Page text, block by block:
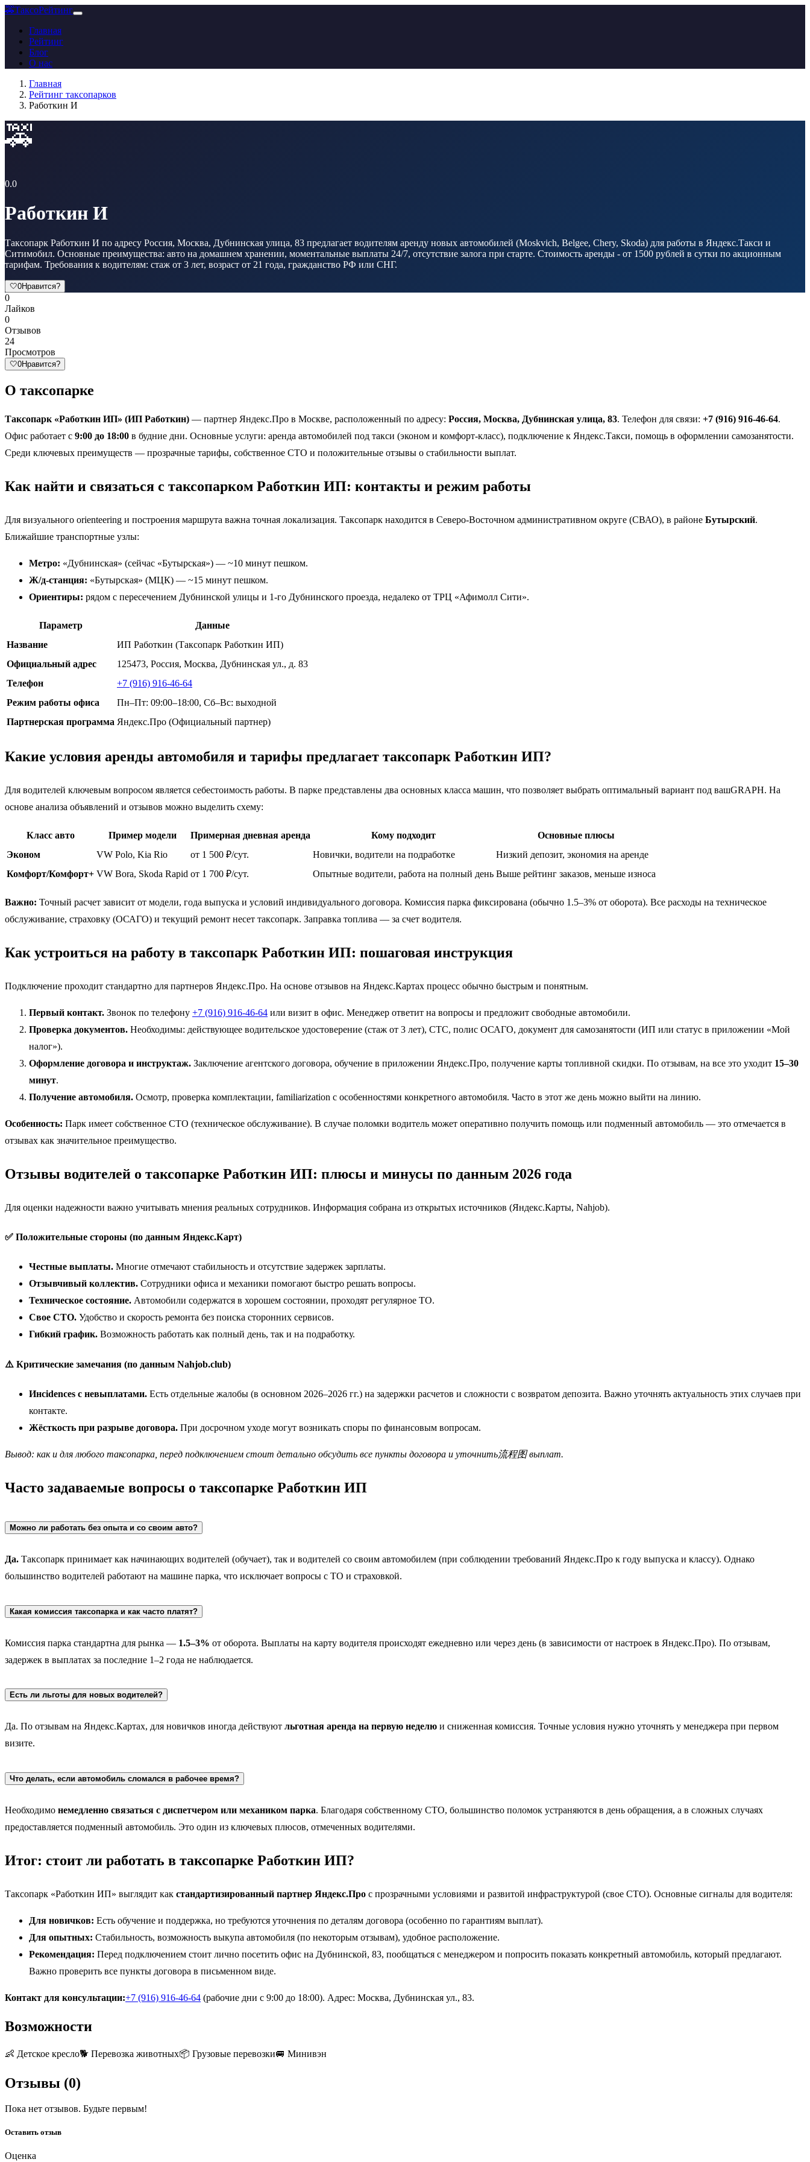
🚕ТаксоРейтинг
Главная
Рейтинг
Блог
О нас
Главная
Рейтинг таксопарков
Работкин И
🚕
0.0
Работкин И
Таксопарк Работкин И по адресу Россия, Москва, Дубнинская улица, 83 предлагает водителям аренду новых автомобилей (Moskvich, Belgee, Chery, Skoda) для работы в Яндекс.Такси и
Ситимобил. Основные преимущества: авто на домашнем хранении, моментальные выплаты 24/7, отсутствие залога при старте. Стоимость аренды - от 1500 рублей в сутки по акционным
тарифам. Требования к водителям: стаж от 3 лет, возраст от 21 года, гражданство РФ или СНГ.
🤍0Нравится?
0
Лайков
0
Отзывов
24
Просмотров
🤍0Нравится?
О таксопарке
Таксопарк «Работкин ИП» (ИП Работкин) — партнер Яндекс.Про в Москве, расположенный по адресу: Россия, Москва, Дубнинская улица, 83. Телефон для связи: +7 (916) 916-46-64.
Офис работает с 9:00 до 18:00 в будние дни. Основные услуги: аренда автомобилей под такси (эконом и комфорт-класс), подключение к Яндекс.Такси, помощь в оформлении самозанятости.
Среди ключевых преимуществ — прозрачные тарифы, собственное СТО и положительные отзывы о стабильности выплат.
Как найти и связаться с таксопарком Работкин ИП: контакты и режим работы
Для визуального orienteering и построения маршрута важна точная локализация. Таксопарк находится в Северо-Восточном административном округе (СВАО), в районе Бутырский.
Ближайшие транспортные узлы:
Метро: «Дубнинская» (сейчас «Бутырская») — ~10 минут пешком.
Ж/д-станция: «Бутырская» (МЦК) — ~15 минут пешком.
Ориентиры: рядом с пересечением Дубнинской улицы и 1-го Дубнинского проезда, недалеко от ТРЦ «Афимолл Сити».
Параметр
Данные
Название
ИП Работкин (Таксопарк Работкин ИП)
Официальный адрес
125473, Россия, Москва, Дубнинская ул., д. 83
Телефон
+7 (916) 916-46-64
Режим работы офиса
Пн–Пт: 09:00–18:00, Сб–Вс: выходной
Партнерская программа Яндекс.Про (Официальный партнер)
Какие условия аренды автомобиля и тарифы предлагает таксопарк Работкин ИП?
Для водителей ключевым вопросом является себестоимость работы. В парке представлены два основных класса машин, что позволяет выбрать оптимальный вариант под вашGRAPH. На
основе анализа объявлений и отзывов можно выделить схему:
Класс авто Пример модели Примерная дневная аренда Кому подходит
Основные плюсы
Эконом
VW Polo, Kia Rio от 1 500 ₽/сут. Новички, водители на подработке
Низкий депозит, экономия на аренде
Комфорт/Комфорт+ VW Bora, Skoda Rapid от 1 700 ₽/сут. Опытные водители, работа на полный день Выше рейтинг заказов, меньше износа
Важно: Точный расчет зависит от модели, года выпуска и условий индивидуального договора. Комиссия парка фиксирована (обычно 1.5–3% от оборота). Все расходы на техническое
обслуживание, страховку (ОСАГО) и текущий ремонт несет таксопарк. Заправка топлива — за счет водителя.
Как устроиться на работу в таксопарк Работкин ИП: пошаговая инструкция
Подключение проходит стандартно для партнеров Яндекс.Про. На основе отзывов на Яндекс.Картах процесс обычно быстрым и понятным.
Первый контакт. Звонок по телефону +7 (916) 916-46-64 или визит в офис. Менеджер ответит на вопросы и предложит свободные автомобили.
Проверка документов. Необходимы: действующее водительское удостоверение (стаж от 3 лет), СТС, полис ОСАГО, документ для самозанятости (ИП или статус в приложении «Мой
налог»).
Оформление договора и инструктаж. Заключение агентского договора, обучение в приложении Яндекс.Про, получение карты топливной скидки. По отзывам, на все это уходит 15–30
минут.
Получение автомобиля. Осмотр, проверка комплектации, familiarization с особенностями конкретного автомобиля. Часто в этот же день можно выйти на линию.
Особенность: Парк имеет собственное СТО (техническое обслуживание). В случае поломки водитель может оперативно получить помощь или подменный автомобиль — это отмечается в
отзывах как значительное преимущество.
Отзывы водителей о таксопарке Работкин ИП: плюсы и минусы по данным 2026 года
Для оценки надежности важно учитывать мнения реальных сотрудников. Информация собрана из открытых источников (Яндекс.Карты, Nahjob).
✅ Положительные стороны (по данным Яндекс.Карт)
Честные выплаты. Многие отмечают стабильность и отсутствие задержек зарплаты.
Отзывчивый коллектив. Сотрудники офиса и механики помогают быстро решать вопросы.
Техническое состояние. Автомобили содержатся в хорошем состоянии, проходят регулярное ТО.
Свое СТО. Удобство и скорость ремонта без поиска сторонних сервисов.
Гибкий график. Возможность работать как полный день, так и на подработку.
⚠️ Критические замечания (по данным Nahjob.club)
Инcidences с невыплатами. Есть отдельные жалобы (в основном 2026–2026 гг.) на задержки расчетов и сложности с возвратом депозита. Важно уточнять актуальность этих случаев при
контакте.
Жёсткость при разрыве договора. При досрочном уходе могут возникать споры по финансовым вопросам.
Вывод: как и для любого таксопарка, перед подключением стоит детально обсудить все пункты договора и уточнить流程图 выплат.
Часто задаваемые вопросы о таксопарке Работкин ИП
Можно ли работать без опыта и со своим авто?
Да. Таксопарк принимает как начинающих водителей (обучает), так и водителей со своим автомобилем (при соблюдении требований Яндекс.Про к году выпуска и классу). Однако
большинство водителей работают на машине парка, что исключает вопросы с ТО и страховкой.
Какая комиссия таксопарка и как часто платят?
Комиссия парка стандартна для рынка — 1.5–3% от оборота. Выплаты на карту водителя происходят ежедневно или через день (в зависимости от настроек в Яндекс.Про). По отзывам,
задержек в выплатах за последние 1–2 года не наблюдается.
Есть ли льготы для новых водителей?
Да. По отзывам на Яндекс.Картах, для новичков иногда действуют льготная аренда на первую неделю и сниженная комиссия. Точные условия нужно уточнять у менеджера при первом
визите.
Что делать, если автомобиль сломался в рабочее время?
Необходимо немедленно связаться с диспетчером или механиком парка. Благодаря собственному СТО, большинство поломок устраняются в день обращения, а в сложных случаях
предоставляется подменный автомобиль. Это один из ключевых плюсов, отмеченных водителями.
Итог: стоит ли работать в таксопарке Работкин ИП?
Таксопарк «Работкин ИП» выглядит как стандартизированный партнер Яндекс.Про с прозрачными условиями и развитой инфраструктурой (свое СТО). Основные сигналы для водителя:
Для новичков: Есть обучение и поддержка, но требуются уточнения по деталям договора (особенно по гарантиям выплат).
Для опытных: Стабильность, возможность выкупа автомобиля (по некоторым отзывам), удобное расположение.
Рекомендация: Перед подключением стоит лично посетить офис на Дубнинской, 83, пообщаться с менеджером и попросить показать конкретный автомобиль, который предлагают.
Важно проверить все пункты договора в письменном виде.
Контакт для консультации:+7 (916) 916-46-64 (рабочие дни с 9:00 до 18:00). Адрес: Москва, Дубнинская ул., 83.
Возможности
👶 Детское кресло🐕 Перевозка животных📦 Грузовые перевозки🚐 Минивэн
Отзывы (0)
Пока нет отзывов. Будьте первым!
Оставить отзыв
Оценка